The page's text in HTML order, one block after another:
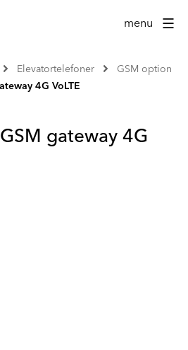
menu
Elevatortelefoner
GSM option
4G VoLTE
gateway 4G